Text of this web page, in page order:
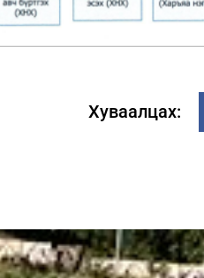
Хуваалцах: